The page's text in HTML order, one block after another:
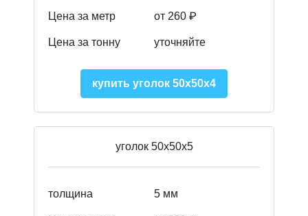
Цена за метр от 260 ₽
Цена за тонну уточняйте
купить уголок 50х50х4
уголок 50х50х5
толщина 5 мм